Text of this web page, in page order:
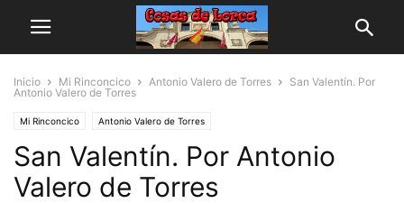
Inicio Mi Rinconcico Antonio Valero de Torres
San Valentín. Por
Antonio Valero de Torres
Mi Rinconcico Antonio Valero de Torres
San Valentín. Por Antonio
Valero de Torres